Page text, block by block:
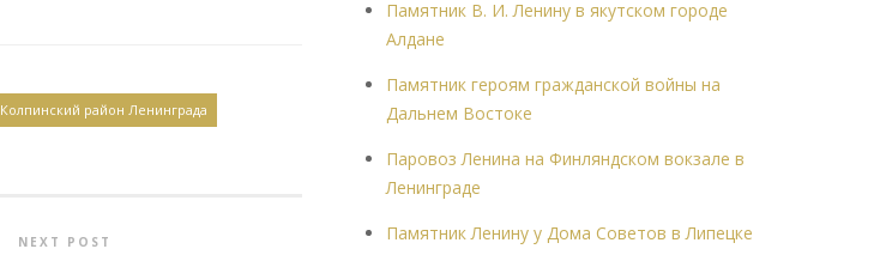
Колпинский район Ленинграда
NEXT POST
Памятник В. И. Ленину в якутском городе
Алдане
Памятник героям гражданской войны на
Дальнем Востоке
Паровоз Ленина на Финляндском вокзале в
Ленинграде
Памятник Ленину у Дома Советов в Липецке